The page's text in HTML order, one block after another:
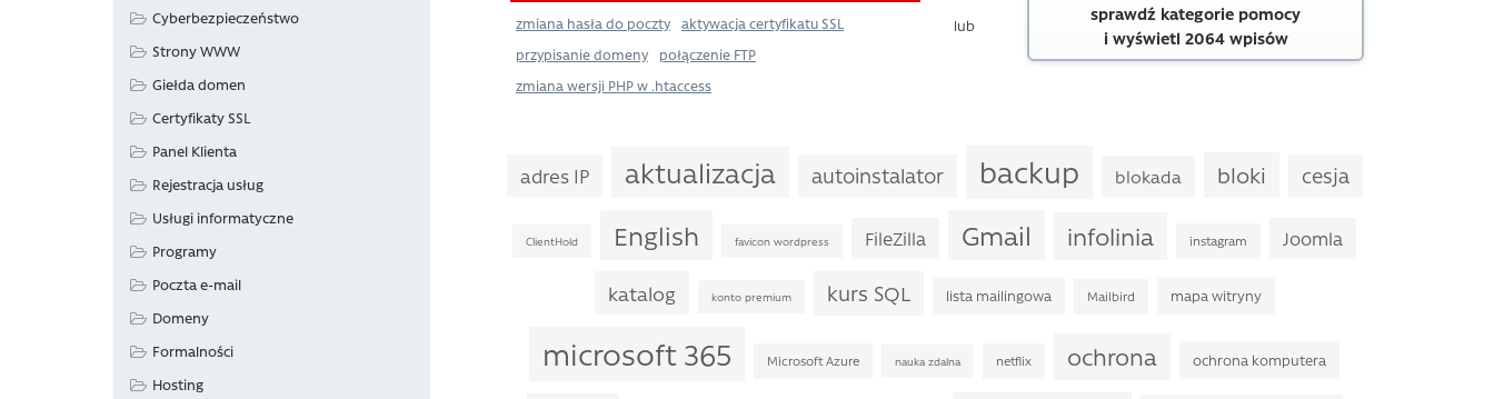
Cyberbezpieczeństwo
Strony WWW
Giełda domen
Certyfikaty SSL
Panel Klienta
Rejestracja usług
Usługi informatyczne
Programy
Poczta e-mail
Domeny
Formalności
Hosting
zmiana hasła do poczty
aktywacja certyfikatu SSL
przypisanie domeny
połączenie FTP
zmiana wersji PHP w .htaccess
lub
sprawdź kategorie pomocy
i wyświetl 2064 wpisów
adres IP aktualizacja autoinstalator backup blokada bloki cesja
ClientHold English favicon wordpress FileZilla Gmail infolinia instagram Joomla
katalog konto premium kurs SQL lista mailingowa Mailbird mapa witryny
microsoft 365 Microsoft Azure nauka zdalna netflix ochrona ochrona komputera